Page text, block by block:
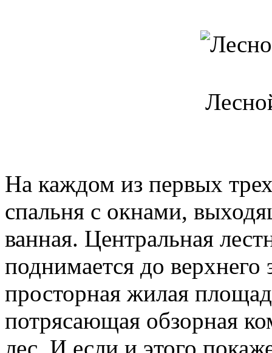
На каждом из первых
спальня с окнами,
ванная. Центральная
поднимается до верхнего
просторная жилая
потрясающая обзорная
лес. И если и этого